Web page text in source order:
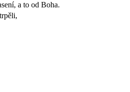
a to od Boha.